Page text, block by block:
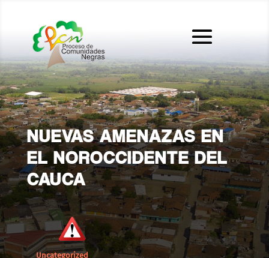
NUEVAS AMENAZAS EN
EL NOROCCIDENTE DEL
CAUCA
Uncategorized